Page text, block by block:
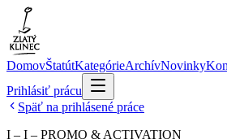
DomovŠtatútKategórieArchívNovinky
Prihlásiť prácu
Späť na prihlásené práce
I – I – PROMO & ACTIVATION